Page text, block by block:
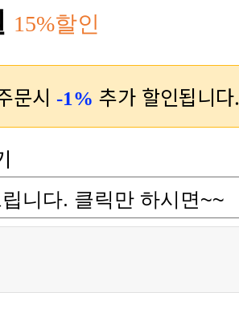
15%할인
문시 -1% 추가 할인됩니다.